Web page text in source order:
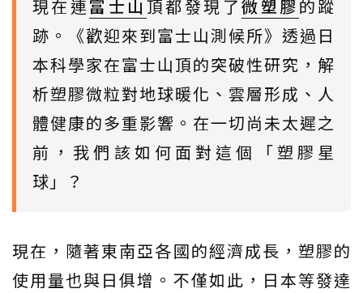
現在連富士山 頂都發現了微塑膠的蹤
跡。《歡迎來到富士山測候所》透過日
本科學家在富士山頂的突破性研究，解
析塑膠微粒對地球暖化、雲層形成、人
體健康的多重影響。在一切尚未太遲之
前，我們該如何面對這個「塑膠星
球」？
現在，隨著東南亞各國的經濟成長，塑膠的
使用量也與日俱增。不僅如此，日本等發達